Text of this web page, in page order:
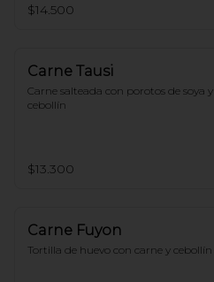
$14.500
Carne Tausi
Carne salteada con porotos de soya y
cebollín
$13.300
Carne Fuyon
Tortilla de huevo con carne y cebollín